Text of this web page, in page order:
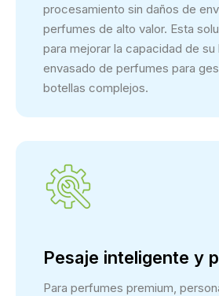
procesamiento sin daños de
perfumes de alto valor. Esta
para mejorar la capacidad de su
envasado de perfumes para
botellas complejos.
Pesaje inteligente y
Para perfumes premium,